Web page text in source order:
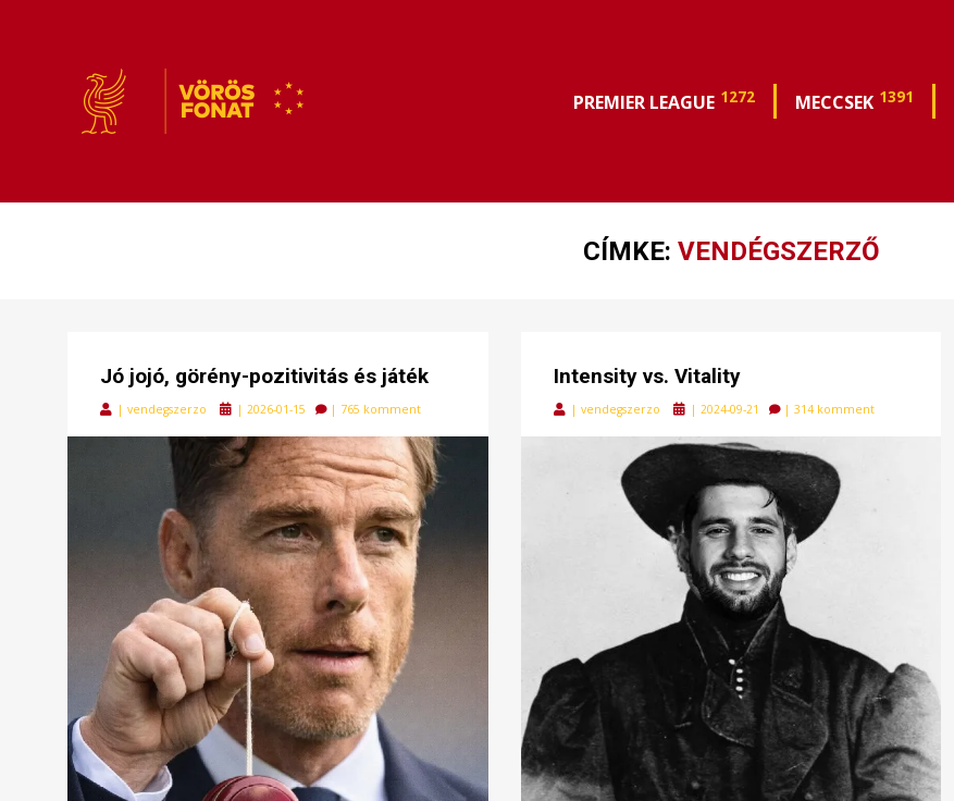
PREMIER LEAGUE 1272 MECCSEK 1391
CÍMKE: VENDÉGSZERZŐ
Jó jojó, görény-pozitivitás és játék
| vendegszerzo
Posted
| 2026-01-15 | 765 komment
Intensity vs. Vitality
| vendegszerzo
Posted
| 2024-09-21 | 314 komment